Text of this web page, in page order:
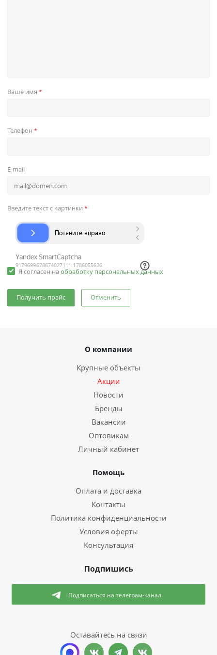
Ваше имя *
Телефон *
E-mail
Введите текст с картинки *
Я согласен на обработку персональных данных
Отменить
О компании
Крупные объекты
Акции
Новости
Бренды
Вакансии
Оптовикам
Личный кабинет
Помощь
Оплата и доставка
Контакты
Политика конфиденциальности
Условия оферты
Консультация
Подпишись
Подписаться на телеграм-канал
Оставайтесь на связи